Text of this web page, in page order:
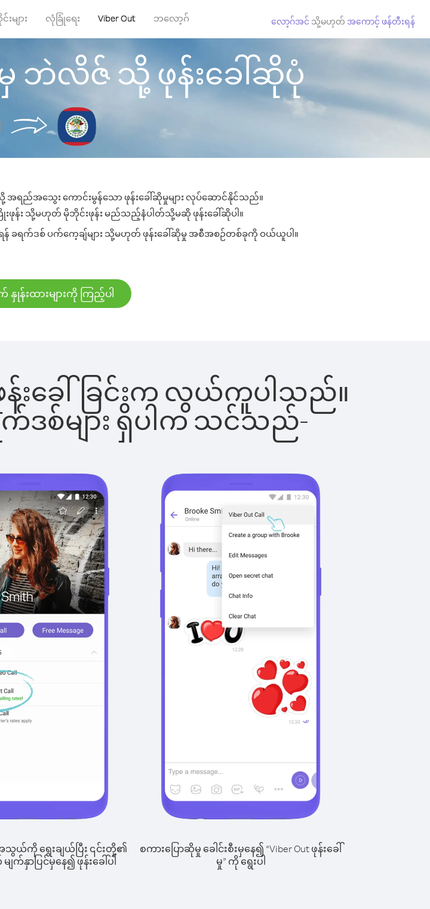
များ လုံခြုံရေး Viber Out ဘလော့ဂ် လော့ဂ်အင် သို့မဟုတ် အကောင့် ဖန်တီးရန်
မှ ဘဲလိဇ် သို့ ဖုန်းခေါ်ဆိုပုံ
သို့ အရည်အသွေး ကောင်းမွန်သော ဖုန်းခေါ်ဆိုမှုများ လုပ်ဆောင်နိုင်သည်။
းဖုန်း သို့မဟုတ် မိုဘိုင်းဖုန်း မည်သည့်နံပါတ်သို့မဆို ဖုန်းခေါ်ဆိုပါ။
ခရက်ဒစ် ပက်ကေ့ချ်များ သို့မဟုတ် ဖုန်းခေါ်ဆိုမှု အစီအစဉ်တစ်ခုကို ဝယ်ယူပါ။
းထားများကို ကြည့်ပါ
န်းခေါ်ခြင်းက လွယ်ကူပါသည်။
ဒစ်များ ရှိပါက သင်သည်-
ယ်ကို ရွေးချယ်ပြီး ၎င်းတို့၏
နှာပြင်မှနေ၍ ဖုန်းခေါ်ပါ
စကားပြောဆိုမှု ခေါင်းစီးမှနေ၍ “Viber Out ဖုန်းခေါ်
မှု” ကို ရွေးပါ